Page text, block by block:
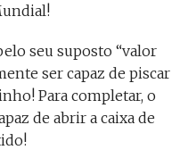
seu suposto “valor
ser capaz de piscar
Para completar, o
de abrir a caixa de